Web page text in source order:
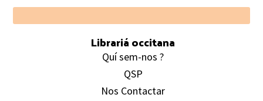
Footer
Librariá occitana
Quí sem-nos ?
QSP
Nos Contactar